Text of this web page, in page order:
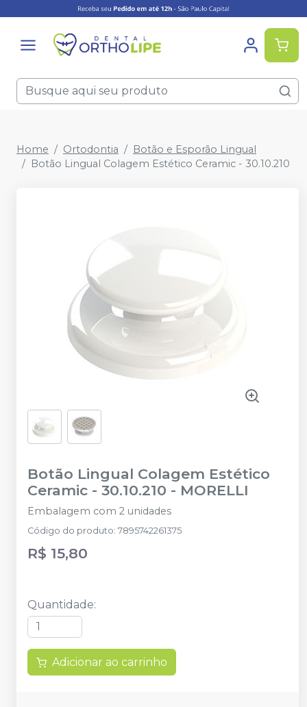
Home Ortodontia
Botão e Esporão Lingual
Botão Lingual Colagem Estético Ceramic - 30.10.210
Botão Lingual Colagem Estético
Ceramic - 30.10.210 - MORELLI
Embalagem com 2 unidades
Código do produto: 7895742261375
R$ 15,80
Quantidade:
Adicionar ao carrinho